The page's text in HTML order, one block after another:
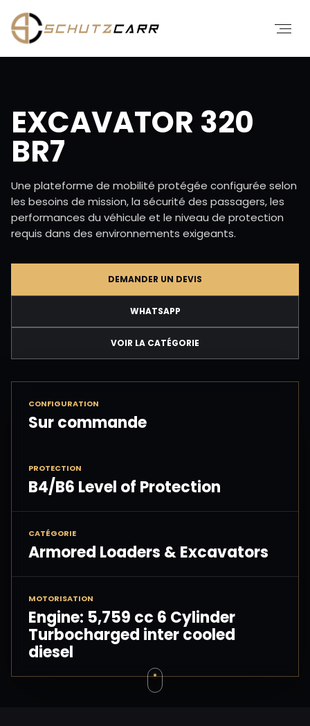
EXCAVATOR 320
BR7
Une plateforme de mobilité protégée configurée selon
les besoins de mission, la sécurité des passagers, les
performances du véhicule et le niveau de protection
requis dans des environnements exigeants.
DEMANDER UN DEVIS
WHATSAPP
VOIR LA CATÉGORIE
CONFIGURATION
Sur commande
PROTECTION
B4/B6 Level of Protection
CATÉGORIE
Armored Loaders & Excavators
MOTORISATION
Engine: 5,759 cc 6 Cylinder
Turbocharged inter cooled
diesel